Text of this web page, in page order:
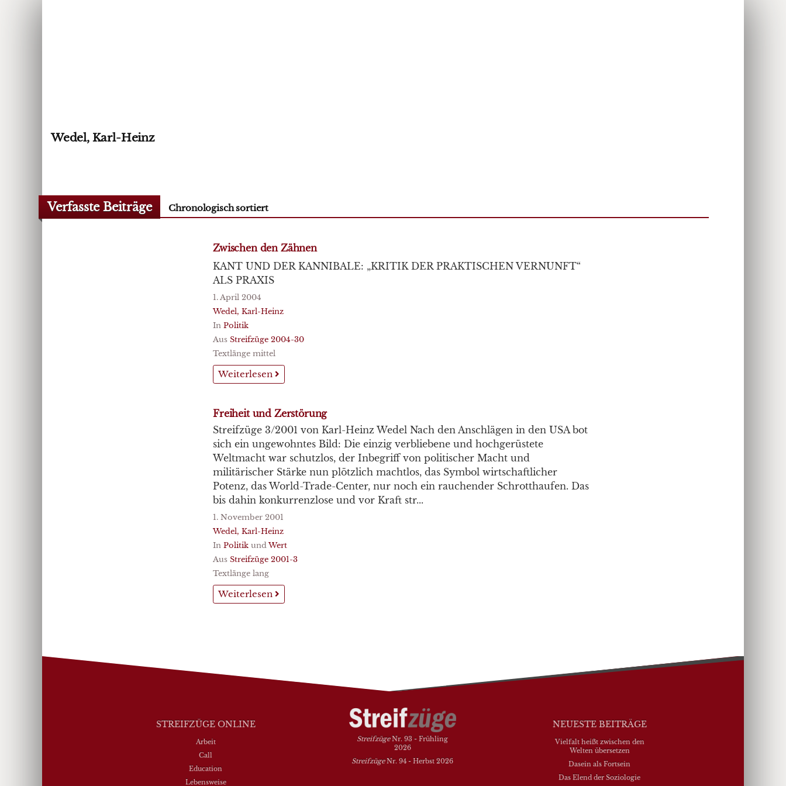
Wedel, Karl-Heinz
Verfasste Beiträge Chronologisch sortiert
Zwischen den Zähnen
KANT UND DER KANNIBALE: „KRITIK DER PRAKTISCHEN VERNUNFT“
ALS PRAXIS
1. April 2004
Wedel, Karl-Heinz
In Politik
Aus Streifzüge 2004-30
Textlänge mittel
Weiterlesen
Freiheit und Zerstörung
Streifzüge 3/2001 von Karl-Heinz Wedel Nach den Anschlägen in den USA bot
sich ein ungewohntes Bild: Die einzig verbliebene und hochgerüstete
Weltmacht war schutzlos, der Inbegriff von politischer Macht und
militärischer Stärke nun plötzlich machtlos, das Symbol wirtschaftlicher
Potenz, das World-Trade-Center, nur noch ein rauchender Schrotthaufen. Das
bis dahin konkurrenzlose und vor Kraft str...
1. November 2001
Wedel, Karl-Heinz
In Politik undWert
Aus Streifzüge 2001-3
Textlänge lang
Weiterlesen
STREIFZÜGE ONLINE
Arbeit
Call
Education
Lebensweise
StreifzügeNr. 93 - Frühling
2026
StreifzügeNr. 94 - Herbst 2026
NEUESTE BEITRÄGE
Vielfalt heißt zwischen den
Welten übersetzen
Dasein als Fortsein
Das Elend der Soziologie